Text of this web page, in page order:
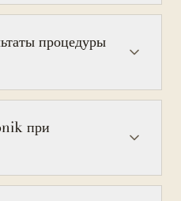
процедуры
при